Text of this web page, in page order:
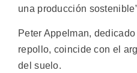
una producción
Peter Appelman,
repollo, coincide con el
del suelo.